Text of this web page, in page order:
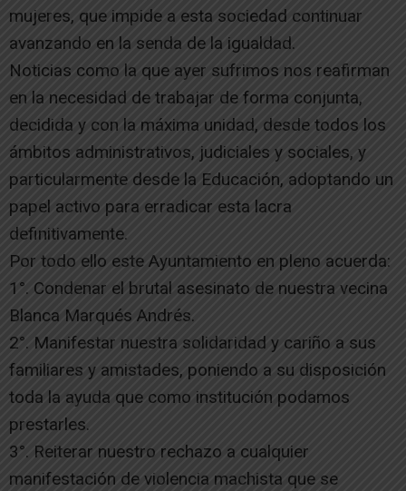
mujeres, que impide a esta sociedad continuar
avanzando en la senda de la igualdad.
Noticias como la que ayer sufrimos nos reafirman
en la necesidad de trabajar de forma conjunta,
decidida y con la máxima unidad, desde todos los
ámbitos administrativos, judiciales y sociales, y
particularmente desde la Educación, adoptando un
papel activo para erradicar esta lacra
definitivamente.
Por todo ello este Ayuntamiento en pleno acuerda:
1°. Condenar el brutal asesinato de nuestra vecina
Blanca Marqués Andrés.
2°. Manifestar nuestra solidaridad y cariño a sus
familiares y amistades, poniendo a su disposición
toda la ayuda que como institución podamos
prestarles.
3°. Reiterar nuestro rechazo a cualquier
manifestación de violencia machista que se